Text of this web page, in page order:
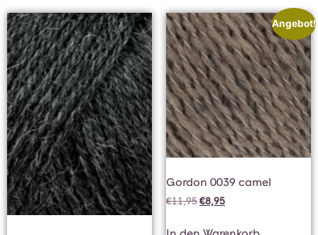
Angebot!
Gordon 0039 camel
€11,95€8,95